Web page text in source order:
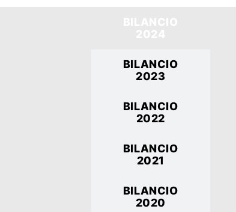
BILANCIO
2023
BILANCIO
2022
BILANCIO
2021
BILANCIO
2020